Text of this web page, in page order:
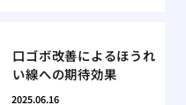
口ゴボ改善によるほうれ
い線への期待効果
2025.06.16